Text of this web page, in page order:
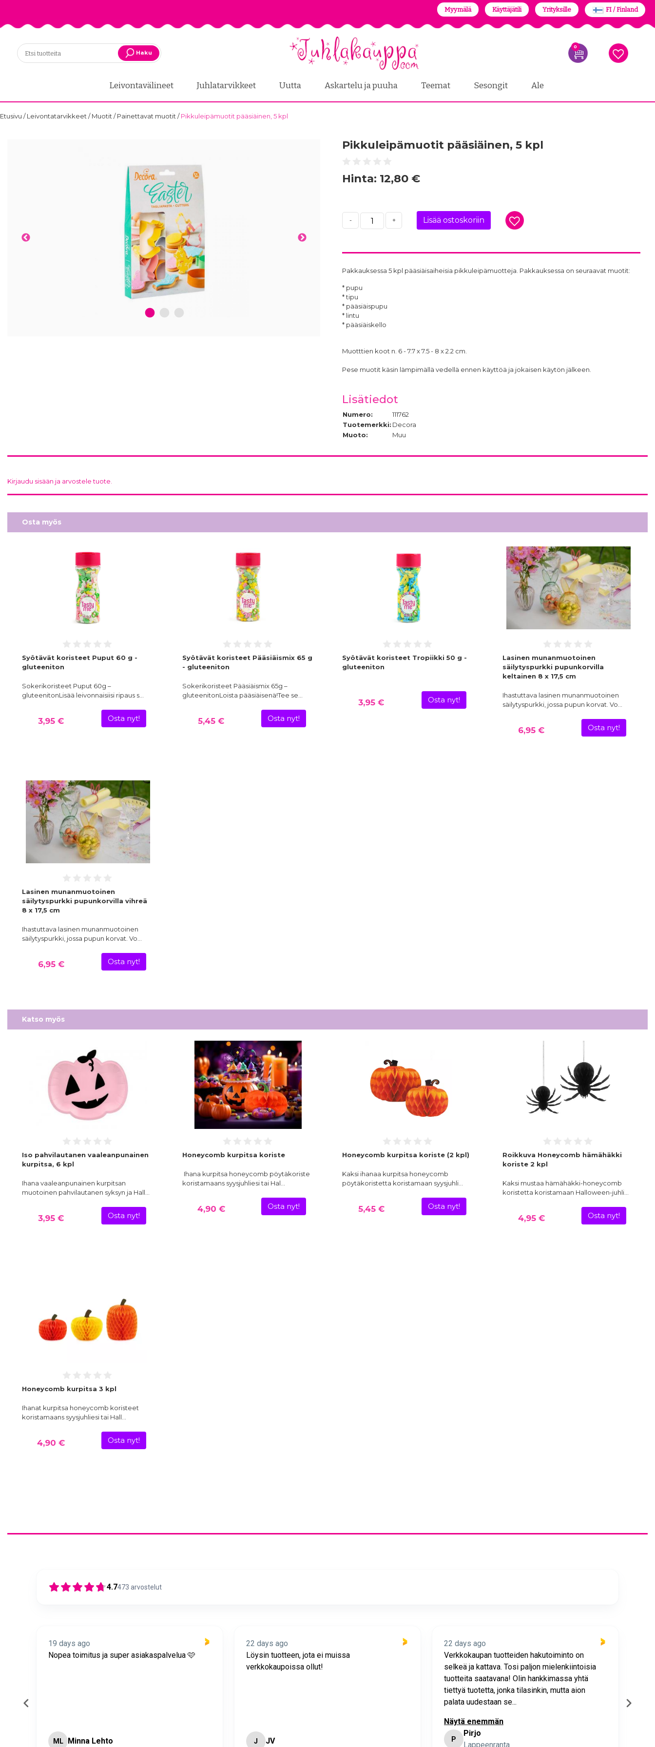
Myymälä Käyttäjätili Yrityksille FI / Finland
Haku
0
Leivontavälineet Juhlatarvikkeet Uutta Askartelu ja puuha Teemat Sesongit Ale
Etusivu /Leivontatarvikkeet /Muotit /Painettavat muotit /Pikkuleipämuotit pääsiäinen, 5 kpl
1 2 3
Pikkuleipämuotit pääsiäinen, 5 kpl
Hinta: 12,80 €
- + Lisää ostoskoriin
Pakkauksessa 5 kpl pääsiäisaiheisia pikkuleipämuotteja. Pakkauksessa on seuraavat muotit:
* pupu
* tipu
* pääsiäispupu
* lintu
* pääsiäiskello
Muotttien koot n. 6 - 7.7 x 7.5 - 8 x 2.2 cm.
Pese muotit käsin lämpimällä vedellä ennen käyttöä ja jokaisen käytön jälkeen.
Lisätiedot
Numero:
111762
Tuotemerkki: Decora
Muoto:
Muu
Kirjaudu sisään ja arvostele tuote.
Osta myös
Syötävät koristeet Puput 60 g -
gluteeniton
Sokerikoristeet Puput 60g –
gluteenitonLisää leivonnaisiisi ripaus s…
3,95 € Osta nyt!
Syötävät koristeet Pääsiäismix 65 g
- gluteeniton
Sokerikoristeet Pääsiäismix 65g –
gluteenitonLoista pääsiäisenä!Tee se…
5,45 € Osta nyt!
Syötävät koristeet Tropiikki 50 g -
gluteeniton
3,95 € Osta nyt!
Lasinen munanmuotoinen
säilytyspurkki pupunkorvilla
keltainen 8 x 17,5 cm
Ihastuttava lasinen munanmuotoinen
säilytyspurkki, jossa pupun korvat. Vo…
6,95 € Osta nyt!
Lasinen munanmuotoinen
säilytyspurkki pupunkorvilla vihreä
8 x 17,5 cm
Ihastuttava lasinen munanmuotoinen
säilytyspurkki, jossa pupun korvat. Vo…
6,95 € Osta nyt!
Katso myös
Iso pahvilautanen vaaleanpunainen
kurpitsa, 6 kpl
Ihana vaaleanpunainen kurpitsan
muotoinen pahvilautanen syksyn ja Hall…
3,95 € Osta nyt!
Honeycomb kurpitsa koriste
Ihana kurpitsa honeycomb pöytäkoriste
koristamaans syysjuhliesi tai Hal…
4,90 € Osta nyt!
Honeycomb kurpitsa koriste (2 kpl)
Kaksi ihanaa kurpitsa honeycomb
pöytäkoristetta koristamaan syysjuhli…
5,45 € Osta nyt!
Roikkuva Honeycomb hämähäkki
koriste 2 kpl
Kaksi mustaa hämähäkki-honeycomb
koristetta koristamaan Halloween-juhli…
4,95 € Osta nyt!
Honeycomb kurpitsa 3 kpl
Ihanat kurpitsa honeycomb koristeet
koristamaans syysjuhliesi tai Hall…
4,90 € Osta nyt!
4.7473 arvostelut
19 days ago
Nopea toimitus ja super asiakaspalvelua 🩷
ML Minna Lehto
22 days ago
Löysin tuotteen, jota ei muissa
verkkokaupoissa ollut!
J JV
22 days ago
Verkkokaupan tuotteiden hakutoiminto on
selkeä ja kattava. Tosi paljon mielenkiintoisia
tuotteita saatavana! Olin hankkimassa yhtä
tiettyä tuotetta, jonka tilasinkin, mutta aion
palata uudestaan se...
Näytä enemmän
P
Pirjo
Lappeenranta